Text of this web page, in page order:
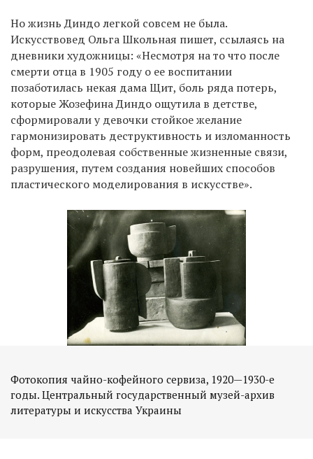
Но жизнь Диндо легкой совсем не была.
Искусствовед Ольга Школьная пишет, ссылаясь на
дневники художницы: «Несмотря на то что после
смерти отца в 1905 году о ее воспитании
позаботилась некая дама Щит, боль ряда потерь,
которые Жозефина Диндо ощутила в детстве,
сформировали у девочки стойкое желание
гармонизировать деструктивность и изломанность
форм, преодолевая собственные жизненные связи,
разрушения, путем создания новейших способов
пластического моделирования в искусстве».
Фотокопия чайно-кофейного сервиза, 1920—1930-е
годы. Центральный государственный музей-архив